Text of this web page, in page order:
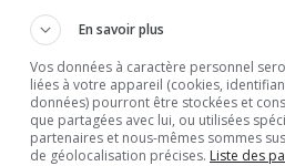
Mercredi Jeudi Vendredi
En savoir plus
Vos données à caractère personnel
liées à votre appareil (cookies,
données) pourront être stockées et
que partagées avec lui, ou utilisées
partenaires et nous-mêmes sommes
de géolocalisation précises. Liste des